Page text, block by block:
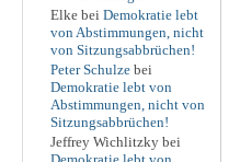
Elke bei Demokratie lebt
von Abstimmungen, nicht
von Sitzungsabbrüchen!
Peter Schulze bei
Demokratie lebt von
Abstimmungen, nicht von
Sitzungsabbrüchen!
Jeffrey Wichlitzky bei